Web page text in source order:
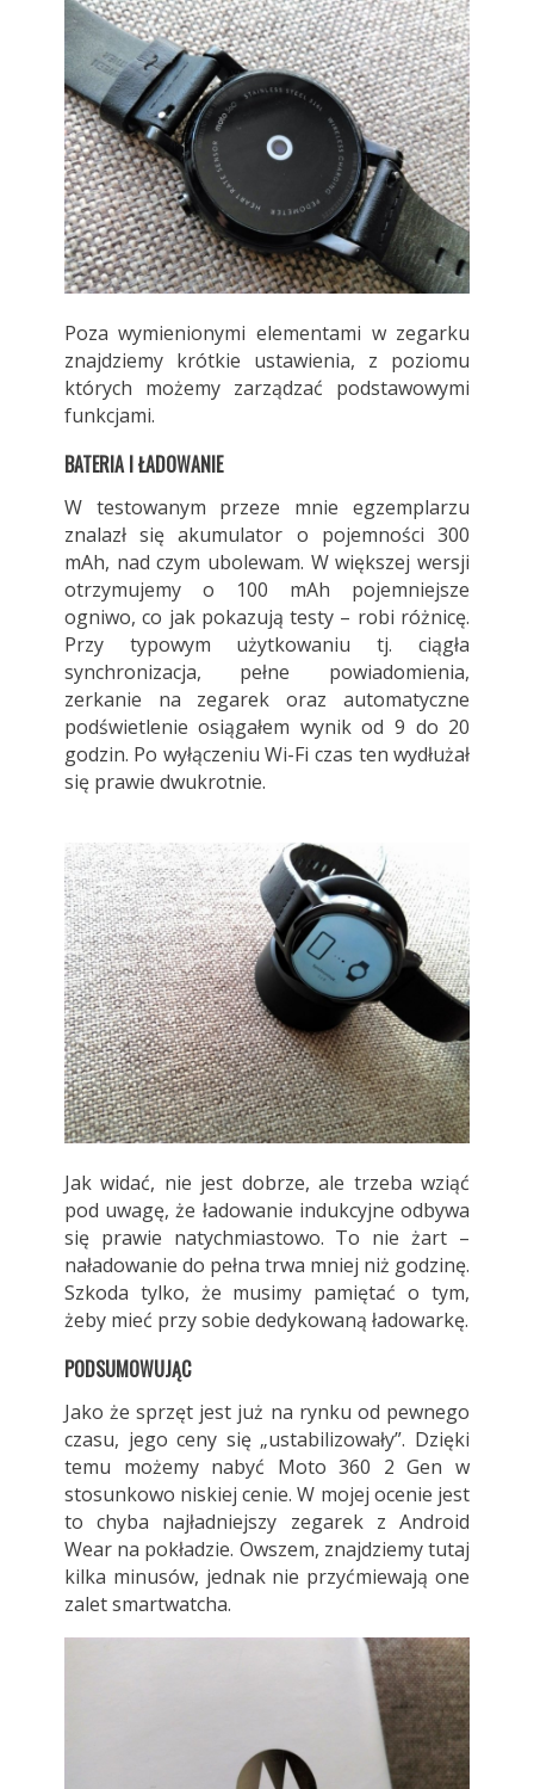
Poza wymienionymi elementami w zegarku
znajdziemy krótkie ustawienia, z poziomu
których możemy zarządzać podstawowymi
funkcjami.
BATERIA I ŁADOWANIE
W testowanym przeze mnie egzemplarzu
znalazł się akumulator o pojemności 300
mAh, nad czym ubolewam. W większej wersji
otrzymujemy o 100 mAh pojemniejsze
ogniwo, co jak pokazują testy – robi różnicę.
Przy typowym użytkowaniu tj. ciągła
synchronizacja, pełne powiadomienia,
zerkanie na zegarek oraz automatyczne
podświetlenie osiągałem wynik od 9 do 20
godzin. Po wyłączeniu Wi-Fi czas ten wydłużał
się prawie dwukrotnie.
Jak widać, nie jest dobrze, ale trzeba wziąć
pod uwagę, że ładowanie indukcyjne odbywa
się prawie natychmiastowo. To nie żart –
naładowanie do pełna trwa mniej niż godzinę.
Szkoda tylko, że musimy pamiętać o tym,
żeby mieć przy sobie dedykowaną ładowarkę.
PODSUMOWUJĄC
Jako że sprzęt jest już na rynku od pewnego
czasu, jego ceny się „ustabilizowały”. Dzięki
temu możemy nabyć Moto 360 2 Gen w
stosunkowo niskiej cenie. W mojej ocenie jest
to chyba najładniejszy zegarek z Android
Wear na pokładzie. Owszem, znajdziemy tutaj
kilka minusów, jednak nie przyćmiewają one
zalet smartwatcha.